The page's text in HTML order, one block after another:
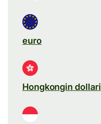
euro
Hongkongin dollari